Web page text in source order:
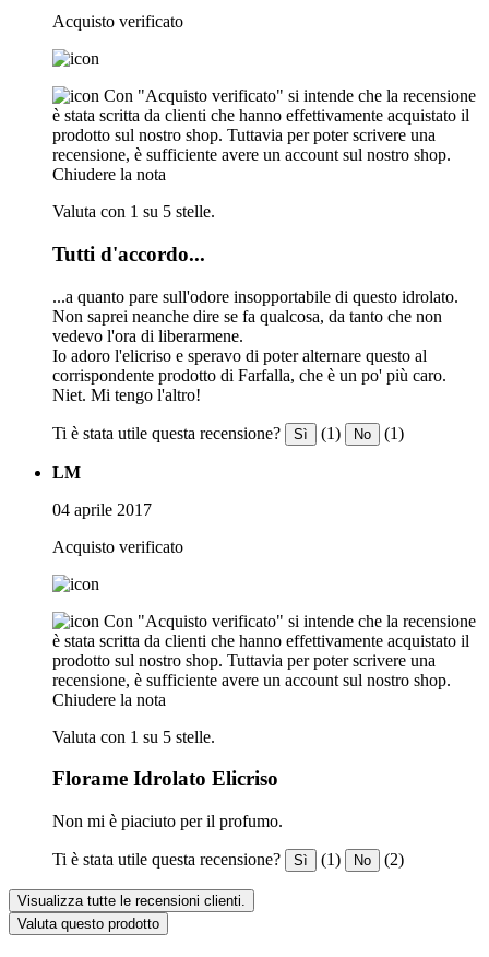
Acquisto verificato
Con "Acquisto verificato" si intende che la recensione
è stata scritta da clienti che hanno effettivamente acquistato il
prodotto sul nostro shop. Tuttavia per poter scrivere una
recensione, è sufficiente avere un account sul nostro shop.
Chiudere la nota
Valuta con 1 su 5 stelle.
Tutti d'accordo...
...a quanto pare sull'odore insopportabile di questo idrolato.
Non saprei neanche dire se fa qualcosa, da tanto che non
vedevo l'ora di liberarmene.
Io adoro l'elicriso e speravo di poter alternare questo al
corrispondente prodotto di Farfalla, che è un po' più caro.
Niet. Mi tengo l'altro!
Ti è stata utile questa recensione? Sì (1) No (1)
LM
04 aprile 2017
Acquisto verificato
Con "Acquisto verificato" si intende che la recensione
è stata scritta da clienti che hanno effettivamente acquistato il
prodotto sul nostro shop. Tuttavia per poter scrivere una
recensione, è sufficiente avere un account sul nostro shop.
Chiudere la nota
Valuta con 1 su 5 stelle.
Florame Idrolato Elicriso
Non mi è piaciuto per il profumo.
Ti è stata utile questa recensione? Sì (1) No (2)
Visualizza tutte le recensioni clienti.
Valuta questo prodotto